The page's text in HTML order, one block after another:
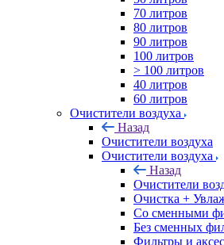
70 литров
80 литров
90 литров
100 литров
> 100 литров
40 литров
60 литров
Очистители воздуха
Назад
Очистители воздуха
Очистители воздуха
Назад
Очистители
Очистка +
Cо сменными
Без сменных
Фильтры и